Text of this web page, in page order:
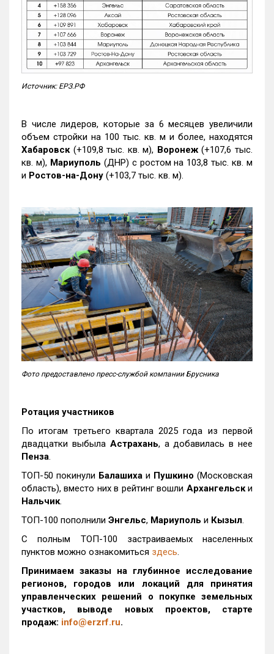
Источник: ЕРЗ.РФ
В числе лидеров, которые за 6 месяцев увеличили
объем стройки на 100 тыс. кв. м и более, находятся
Хабаровск (+109,8 тыс. кв. м), Воронеж(+107,6 тыс.
кв. м), Мариуполь (ДНР) с ростом на 103,8 тыс. кв. м
и Ростов-на-Дону (+103,7 тыс. кв. м).
Фото предоставлено пресс-службой компании Брусника
Ротация участников
По итогам третьего квартала 2025 года из первой
двадцатки выбыла Астрахань, а добавилась в нее
Пенза.
ТОП-50 покинули Балашиха и Пушкино (Московская
область), вместо них в рейтинг вошли Архангельски
Нальчик.
ТОП-100 пополнили Энгельс, Мариуполь и Кызыл.
С полным ТОП-100 застраиваемых населенных
пунктов можно ознакомиться здесь.
Принимаем заказы на глубинное исследование
регионов, городов или локаций для принятия
управленческих решений о покупке земельных
участков, выводе новых проектов, старте
продаж: info@erzrf.ru.